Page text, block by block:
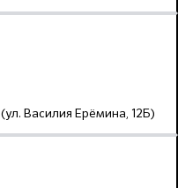
Василия Ерёмина, 12Б)